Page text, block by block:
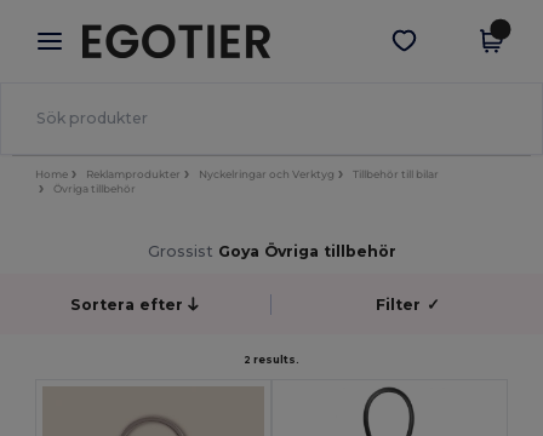
× Egotier-app
Bättre priser i appen!
Hämta app
Home Reklamprodukter Nyckelringar och Verktyg
Tillbehör till bilar
Övriga tillbehör
Grossist Goya Övriga tillbehör
Sortera efter Filter ✓
2 results.